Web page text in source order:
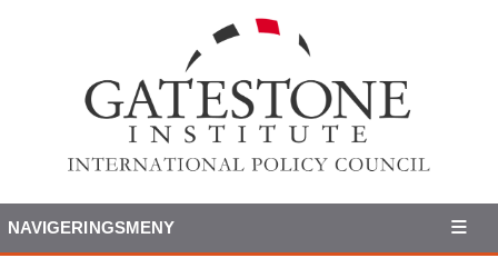
NAVIGERINGSMENY